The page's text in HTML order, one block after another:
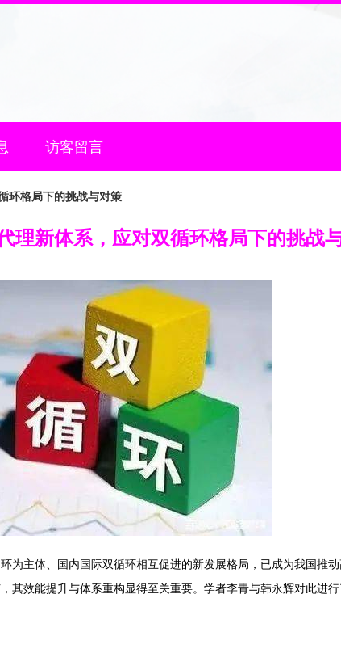
访客留言
环格局下的挑战与对策
理新体系，应对双循环格局下的挑战
为主体、国内国际双循环相互促进的新发展格局，已成为我国推
效能提升与体系重构显得至关重要。学者李青与韩永辉对此进